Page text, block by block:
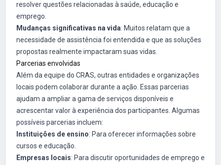
resolver questões relacionadas à saúde, educação e
emprego.
Mudanças significativas na vida: Muitos relatam que a
necessidade de assistência foi entendida e que as soluções
propostas realmente impactaram suas vidas.
Parcerias envolvidas
Além da equipe do CRAS, outras entidades e organizações
locais podem colaborar durante a ação. Essas parcerias
ajudam a ampliar a gama de serviços disponíveis e
acrescentar valor à experiência dos participantes. Algumas
possíveis parcerias incluem:
Instituições de ensino: Para oferecer informações sobre
cursos e educação.
Empresas locais: Para discutir oportunidades de emprego e